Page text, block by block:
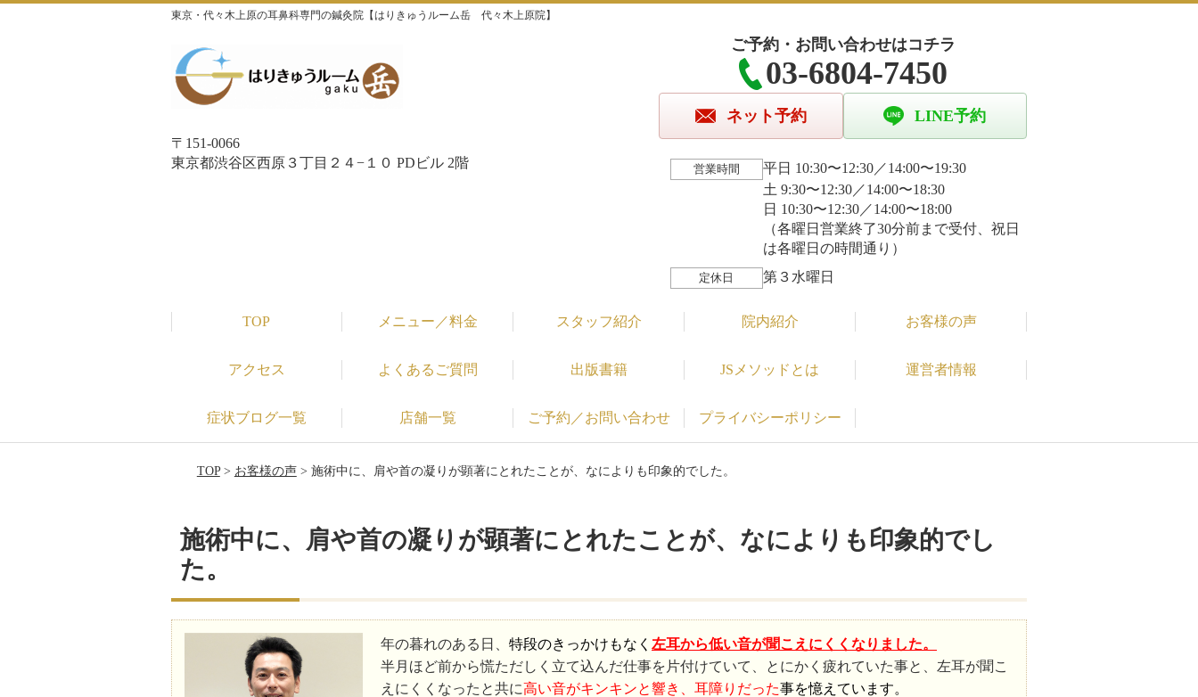
東京・代々木上原の耳鼻科専門の鍼灸院【はりきゅうルーム岳 代々木上原院】
〒151-0066
東京都渋谷区西原３丁目２４−１０ PDビル 2階
ご予約・お問い合わせはコチラ
03-6804-7450
ネット予約 LINE予約
営業時間
平日 10:30〜12:30／14:00〜19:30
土 9:30〜12:30／14:00〜18:30
日 10:30〜12:30／14:00〜18:00
（各曜日営業終了30分前まで受付、祝日
は各曜日の時間通り）
定休日 第３水曜日
TOP メニュー／料金 スタッフ紹介 院内紹介 お客様の声
アクセス よくあるご質問 出版書籍 JSメソッドとは 運営者情報
症状ブログ一覧 店舗一覧 ご予約／お問い合わせ プライバシーポリシー
TOP> お客様の声> 施術中に、肩や首の凝りが顕著にとれたことが、なによりも印象的でした。
施術中に、肩や首の凝りが顕著にとれたことが、なによりも印象的でし
た。
年の暮れのある日、 特段のきっかけもなく 左耳から低い音が聞こえにくくなりました。
半月ほど前から慌ただしく立て込んだ仕事を片付けていて、とにかく疲れていた事と、左耳が聞こ
えにくくなったと共に高い音がキンキンと響き、耳障りだった事を憶えています。